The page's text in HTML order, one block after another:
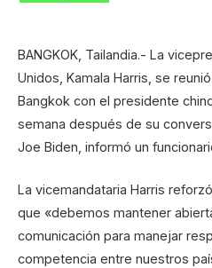
BANGKOK, Tailandia.- La
Unidos, Kamala Harris, se
Bangkok con el presidente
semana después de su
Joe Biden, informó un
La vicemandataria Harris
que «debemos mantener
comunicación para manejar
competencia entre nuestros